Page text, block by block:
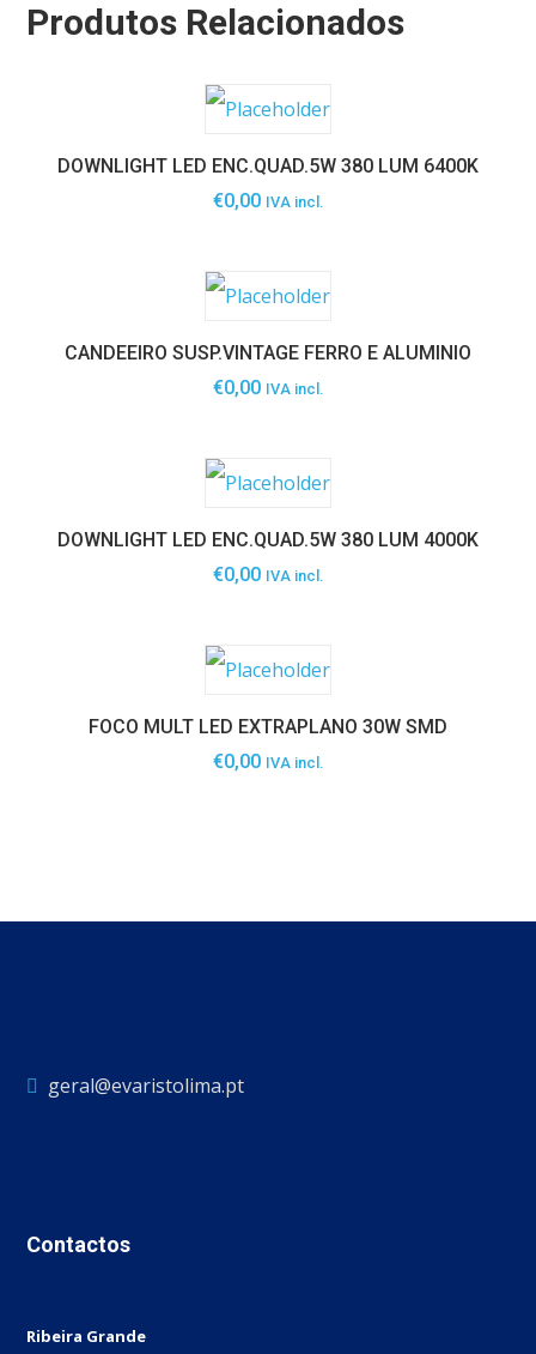
Produtos Relacionados
DOWNLIGHT LED ENC.QUAD.5W 380 LUM 6400K
€0,00 IVA incl.
CANDEEIRO SUSP.VINTAGE FERRO E ALUMINIO
€0,00 IVA incl.
DOWNLIGHT LED ENC.QUAD.5W 380 LUM 4000K
€0,00 IVA incl.
FOCO MULT LED EXTRAPLANO 30W SMD
€0,00 IVA incl.
geral@evaristolima.pt
Contactos
Ribeira Grande